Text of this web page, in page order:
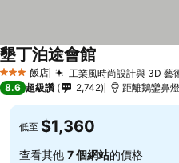
3 星級 飯店 工業風時尚設計與 3D 藝
墾丁泊途會館
8.6 超級讚 2,742 距離鵝鑾鼻
低至 $1,360
查看其他 7 個網站的價格